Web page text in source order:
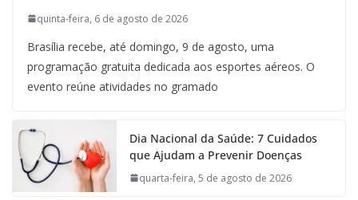
quinta-feira, 6 de agosto de 2026
Brasília recebe, até domingo, 9 de agosto, uma
programação gratuita dedicada aos esportes aéreos. O
evento reúne atividades no gramado
Dia Nacional da Saúde: 7 Cuidados
que Ajudam a Prevenir Doenças
quarta-feira, 5 de agosto de 2026